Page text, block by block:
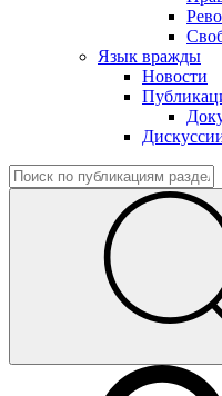
Язык вражды
Новости